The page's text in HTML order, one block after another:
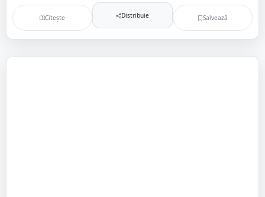
Citește Distribuie Salvează